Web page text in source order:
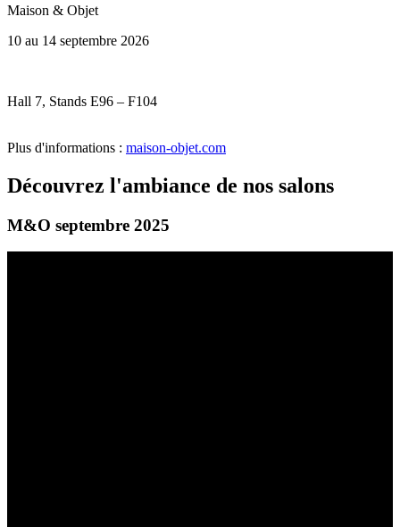
Maison & Objet
10 au 14 septembre 2026
Hall 7, Stands E96 – F104
Plus d'informations : maison-objet.com
Découvrez l'ambiance de nos salons
M&O septembre 2025